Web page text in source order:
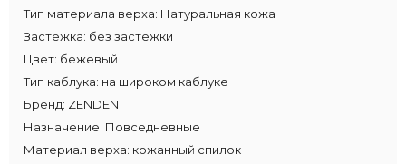
Тип материала верха: Натуральная кожа
Застежка: без застежки
Цвет: бежевый
Тип каблука: на широком каблуке
Бренд: ZENDEN
Назначение: Повседневные
Материал верха: кожанный спилок